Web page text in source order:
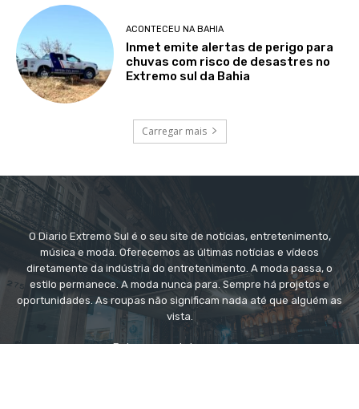
ACONTECEU NA BAHIA
Inmet emite alertas de perigo para
chuvas com risco de desastres no
Extremo sul da Bahia
Carregar mais
O Diario Extremo Sul é o seu site de notícias, entretenimento,
música e moda. Oferecemos as últimas notícias e vídeos
diretamente da indústria do entretenimento. A moda passa, o
estilo permanece. A moda nunca para. Sempre há projetos e
oportunidades. As roupas não significam nada até que alguém as
vista.
Entre em contato conosco: